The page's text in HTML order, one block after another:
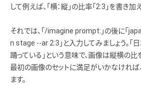
して例えば、「横：縦」の比率「2:3」を書き加
それでは、「/imagine prompt:」の後に「
n stage --ar 2:3」と入力してみましょう。
踊っている」という意味で、画像は縦横の比
最初の画像のセットに満足がいかなければ
ます。